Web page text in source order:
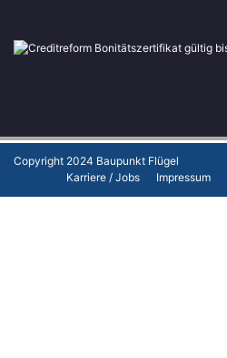
Copyright 2024 Baupunkt Flügel
Karriere / Jobs
Impressum